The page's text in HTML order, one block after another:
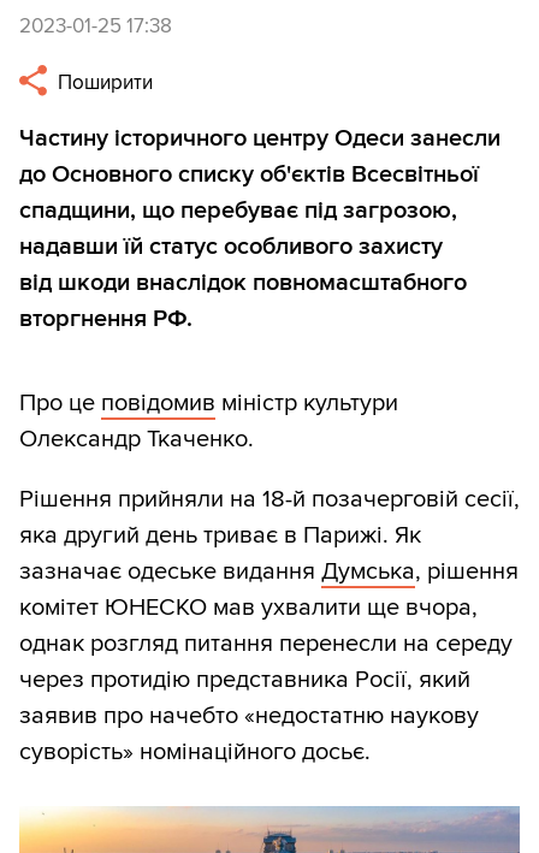
2023-01-25 17:38
Поширити
Частину історичного центру Одеси занесли
до Основного списку об'єктів Всесвітньої
спадщини, що перебуває під загрозою,
надавши їй статус особливого захисту
від шкоди внаслідок повномасштабного
вторгнення РФ.
Про це повідомив міністр культури
Олександр Ткаченко.
Рішення прийняли на 18-й позачерговій сесії,
яка другий день триває в Парижі. Як
зазначає одеське видання Думська, рішення
комітет ЮНЕСКО мав ухвалити ще вчора,
однак розгляд питання перенесли на середу
через протидію представника Росії, який
заявив про начебто «недостатню наукову
суворість» номінаційного досьє.